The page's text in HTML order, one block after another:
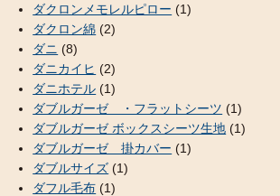
ダクロンメモレルピロー (1)
ダクロン綿 (2)
ダニ (8)
ダニカイヒ (2)
ダニホテル (1)
ダブルガーゼ ・フラットシーツ (1)
ダブルガーゼ ボックスシーツ生地 (1)
ダブルガーゼ 掛カバー (1)
ダブルサイズ (1)
ダフル毛布 (1)